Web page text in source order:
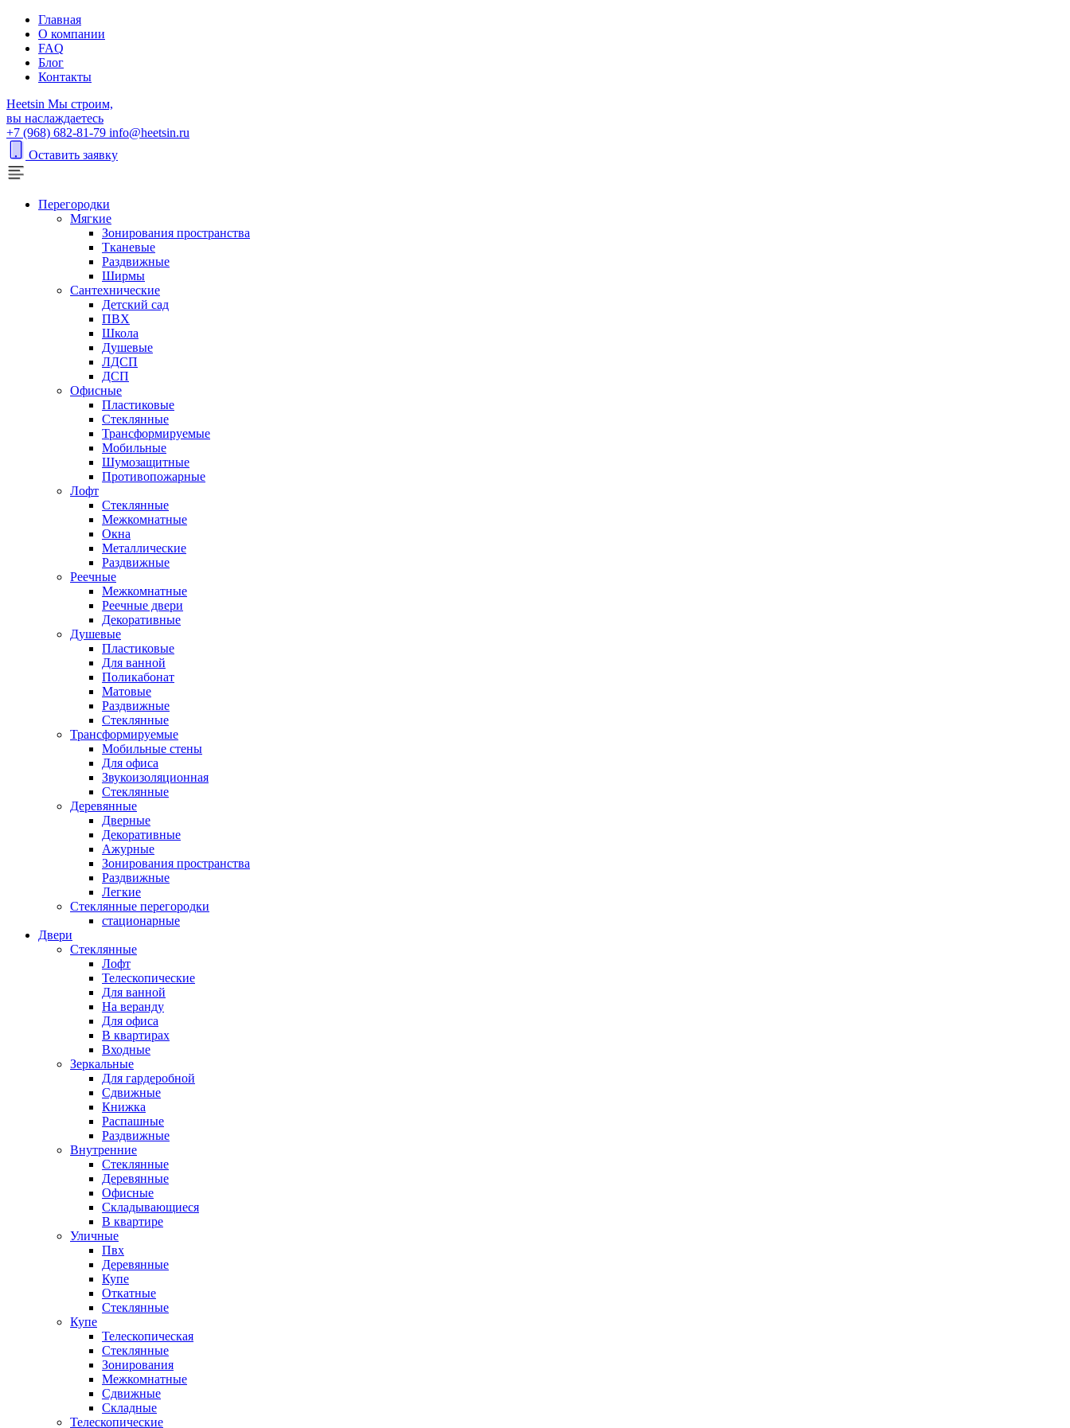
Главная
О компании
FAQ
Блог
Контакты
Heetsin Мы строим,
вы наслаждаетесь
+7 (968) 682-81-79 info@heetsin.ru
Оставить заявку
Перегородки
Мягкие
Зонирования пространства
Тканевые
Раздвижные
Ширмы
Сантехнические
Детский сад
ПВХ
Школа
Душевые
ЛДСП
ДСП
Офисные
Пластиковые
Стеклянные
Трансформируемые
Мобильные
Шумозащитные
Противопожарные
Лофт
Стеклянные
Межкомнатные
Окна
Металлические
Раздвижные
Реечные
Межкомнатные
Реечные двери
Декоративные
Душевые
Пластиковые
Для ванной
Поликабонат
Матовые
Раздвижные
Стеклянные
Трансформируемые
Мобильные стены
Для офиса
Звукоизоляционная
Стеклянные
Деревянные
Дверные
Декоративные
Ажурные
Зонирования пространства
Раздвижные
Легкие
Стеклянные перегородки
стационарные
Двери
Стеклянные
Лофт
Телескопические
Для ванной
На веранду
Для офиса
В квартирах
Входные
Зеркальные
Для гардеробной
Сдвижные
Книжка
Распашные
Раздвижные
Внутренние
Стеклянные
Деревянные
Офисные
Складывающиеся
В квартире
Уличные
Пвх
Деревянные
Купе
Откатные
Стеклянные
Купе
Телескопическая
Стеклянные
Зонирования
Межкомнатные
Сдвижные
Складные
Телескопические